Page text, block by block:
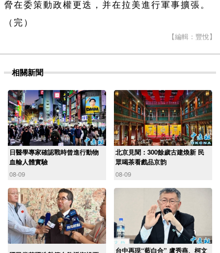
脅在委策動政權更迭，并在拉美進行軍事擴張。
（完）
【編輯：豐悅】
相關新聞
日醫學專家確認戰時曾進行動物
血輸人體實驗
08-09
北京見聞：300餘歲古建煥新 民
眾喝茶看戲品京韵
08-09
台中再現“藍白合” 盧秀燕、柯文